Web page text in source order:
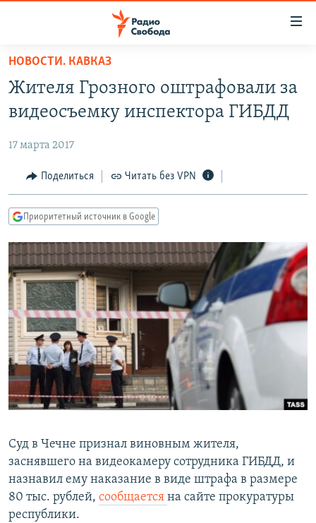
упрощенного
доступа
основному
Вернутся
главной
навигации
Вернутся
поиску
АВТОРСКИЕ ПРОЕКТЫ
ЦИТАТЫ СВОБОДЫ
МНЕНИЯ
IDEL.РЕАЛИИ
КАВКАЗ.РЕАЛИИ
СЕВЕР.РЕАЛИИ
СИБИРЬ.РЕАЛИИ
РАСПИСАНИЕ ВЕЩАНИЯ
ПОДПИШИТЕСЬ НА РАССЫЛКУ
СОЦИАЛЬНЫЕ СЕТИ
Все сайты РСЕ/РС
НОВОСТИ. КАВКАЗ
Жителя Грозного оштрафовали за
видеосъемку инспектора ГИБДД
17 марта 2017
Поделиться Читать без VPN
Приоритетный источник в Google
Суд в Чечне признал виновным жителя,
заснявшего на видеокамеру сотрудника ГИБДД, и
назнавил ему наказание в виде штрафа в размере
80 тыс. рублей, сообщается на сайте прокуратуры
республики.